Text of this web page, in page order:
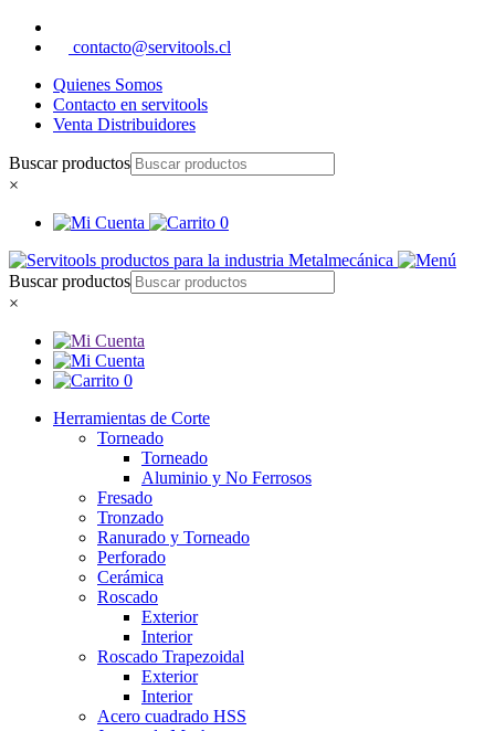
contacto@servitools.cl
Quienes Somos
Contacto en servitools
Venta Distribuidores
Buscar productos
×
0
Buscar productos
×
0
Herramientas de Corte
Torneado
Torneado
Aluminio y No Ferrosos
Fresado
Tronzado
Ranurado y Torneado
Perforado
Cerámica
Roscado
Exterior
Interior
Roscado Trapezoidal
Exterior
Interior
Acero cuadrado HSS